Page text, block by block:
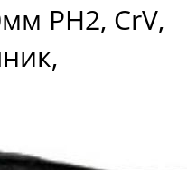
РН2, CrV,